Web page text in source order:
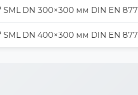
SML DN 300×300 мм DIN EN 877
SML DN 400×300 мм DIN EN 877